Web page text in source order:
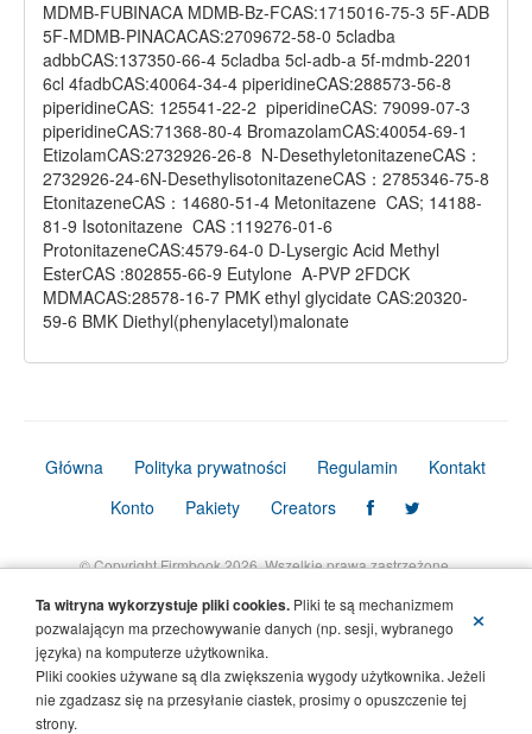
MDMB-FUBINACA MDMB-Bz-FCAS:1715016-75-3 5F-ADB
5F-MDMB-PINACACAS:2709672-58-0 5cladba
adbbCAS:137350-66-4 5cladba 5cl-adb-a 5f-mdmb-2201
6cl 4fadbCAS:40064-34-4 piperidineCAS:288573-56-8
piperidineCAS: 125541-22-2 piperidineCAS: 79099-07-3
piperidineCAS:71368-80-4 BromazolamCAS:40054-69-1
EtizolamCAS:2732926-26-8 N-DesethyletonitazeneCAS：
2732926-24-6N-DesethylisotonitazeneCAS：2785346-75-8
EtonitazeneCAS：14680-51-4 Metonitazene CAS; 14188-
81-9 Isotonitazene CAS :119276-01-6
ProtonitazeneCAS:4579-64-0 D-Lysergic Acid Methyl
EsterCAS :802855-66-9 Eutylone A-PVP 2FDCK
MDMACAS:28578-16-7 PMK ethyl glycidate CAS:20320-
59-6 BMK Diethyl(phenylacetyl)malonate
Główna Polityka prywatności Regulamin
Kontakt
Konto
Pakiety Creators
© Copyright Firmbook 2026. Wszelkie prawa zastrzeżone.
×
Ta witryna wykorzystuje pliki cookies. Pliki te są mechanizmem
pozwalającyn ma przechowywanie danych (np. sesji, wybranego
języka) na komputerze użytkownika.
Pliki cookies używane są dla zwiększenia wygody użytkownika. Jeżeli
nie zgadzasz się na przesyłanie ciastek, prosimy o opuszczenie tej
strony.